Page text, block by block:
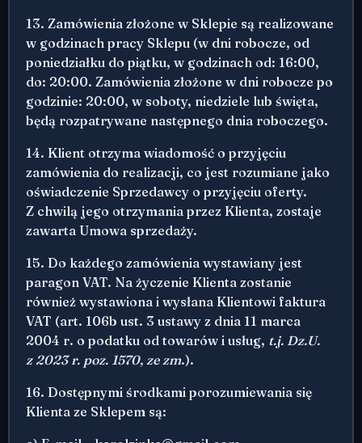
13. Zamówienia złożone w Sklepie są realizowane
w godzinach pracy Sklepu (w dni robocze, od
poniedziałku do piątku, w godzinach od: 16:00,
do: 20:00. Zamówienia złożone w dni robocze po
godzinie: 20:00, w soboty, niedziele lub święta,
będą rozpatrywane następnego dnia roboczego.
14. Klient otrzyma wiadomość o przyjęciu
zamówienia do realizacji, co jest rozumiane jako
oświadczenie Sprzedawcy o przyjęciu oferty.
Z chwilą jego otrzymania przez Klienta, zostaje
zawarta Umowa sprzedaży.
15. Do każdego zamówienia wystawiany jest
paragon VAT. Na życzenie Klienta zostanie
również wystawiona i wysłana Klientowi faktura
VAT (art. 106b ust. 3 ustawy z dnia 11 marca
2004 r. o podatku od towarów i usług, t.j. Dz.U.
z 2023 r. poz. 1570, ze zm.).
16. Dostępnymi środkami porozumiewania się
Klienta ze Sklepem są: